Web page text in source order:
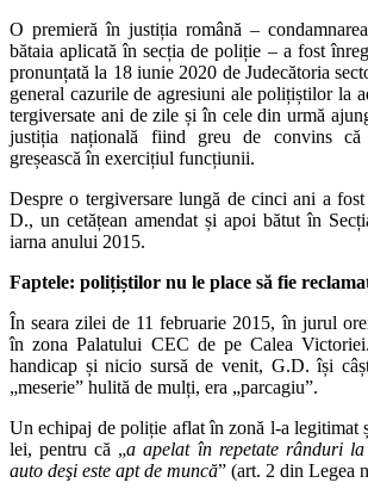
O premieră în justiția română –
bătaia aplicată în secția de poliție – a fost
pronunțată la 18 iunie 2020 de Judecătoria
general cazurile de agresiuni ale polițiștilor la
tergiversate ani de zile și în cele din urmă
justiția națională fiind greu de convins
greșească în exercițiul funcțiunii.
Despre o tergiversare lungă de cinci ani a
D., un cetățean amendat și apoi bătut în
iarna anului 2015.
Faptele: polițiștilor nu le place să fie
În seara zilei de 11 februarie 2015, în jurul
în zona Palatului CEC de pe Calea
handicap și nicio sursă de venit, G.D. își
„meserie” hulită de mulți, era „parcagiu”.
Un echipaj de poliție aflat în zonă l-a legitimat
lei, pentru că „a apelat în repetate rânduri
auto deşi este apt de muncă” (art. 2 din Legea